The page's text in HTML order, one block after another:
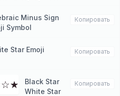
Minus Sign
Symbol
Копировать
Star Emoji
Копировать
Black Star
White Star
Копировать